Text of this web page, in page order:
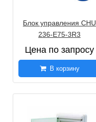
Блок управления CHU
236-Е75-3R3
Цена по запросу
В корзину